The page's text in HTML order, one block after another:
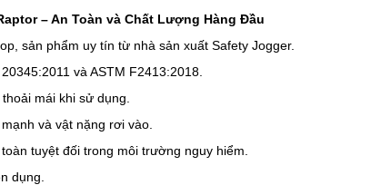
– An Toàn và Chất Lượng Hàng Đầu
sản phẩm uy tín từ nhà sản xuất Safety Jogger.
và ASTM F2413:2018.
mái khi sử dụng.
và vật nặng rơi vào.
tuyệt đối trong môi trường nguy hiểm.
dụng.